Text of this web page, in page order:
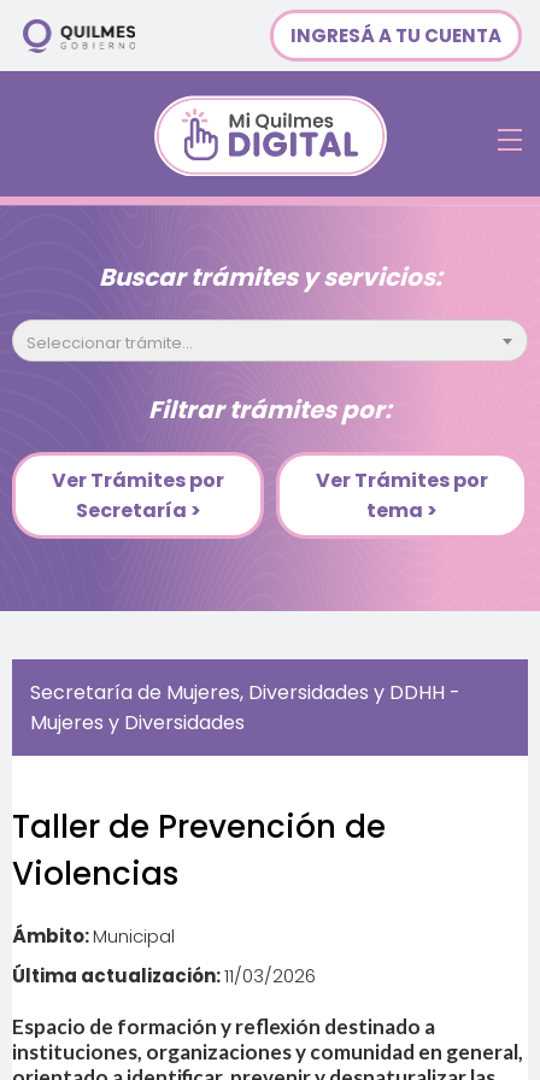
INGRESÁ A TU CUENTA
Buscar trámites y servicios:
Seleccionar trámite...
Filtrar trámites por:
Ver Trámites por
Secretaría >
Ver Trámites por
tema >
Secretaría de Mujeres, Diversidades y DDHH -
Mujeres y Diversidades
Taller de Prevención de
Violencias
Ámbito:Municipal
Última actualización:11/03/2026
Espacio de formación y reflexión destinado a
instituciones, organizaciones y comunidad en general,